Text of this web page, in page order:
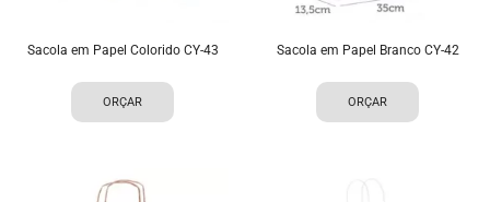
Sacola em Papel Colorido CY-43
ORÇAR
Sacola em Papel Branco CY-42
ORÇAR